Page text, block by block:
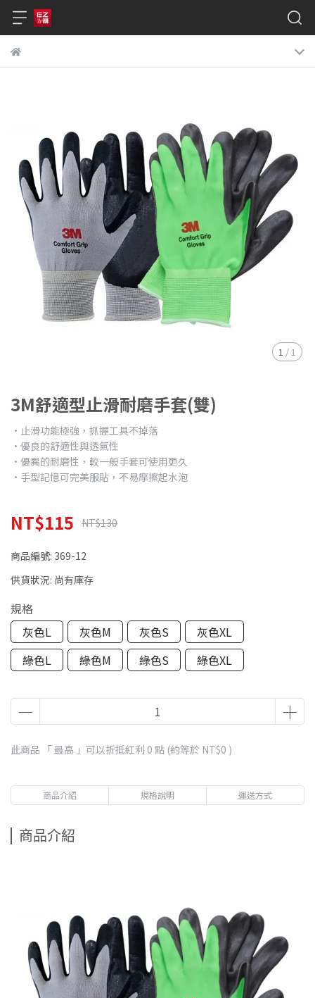
1 / 1
3M舒適型止滑耐磨手套(雙)
•止滑功能極強，抓握工具不掉落
•優良的舒適性與透氣性
•優異的耐磨性，較一般手套可使用更久
•手型記憶可完美服貼，不易摩擦起水泡
NT$115 NT$130
商品編號: 369-12
供貨狀況: 尚有庫存
規格
灰色L
灰色M 灰色S
灰色XL
綠色L
綠色M 綠色S 綠色XL
此商品 「 最高 」可以折抵紅利 0 點 (約等於 NT$0 )
商品介紹 規格說明 運送方式
商品介紹